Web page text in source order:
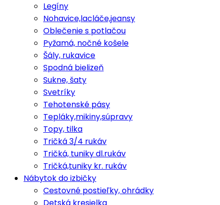
Legíny
Nohavice,lacláče,jeansy
Oblečenie s potlačou
Pyžamá, nočné košele
Šály, rukavice
Spodná bielizeň
Sukne, šaty
Svetríky
Tehotenské pásy
Tepláky,mikiny,súpravy
Topy, tilka
Tričká 3/4 rukáv
Tričká, tuniky dl.rukáv
Tričká,tuniky kr. rukáv
Nábytok do izbičky
Cestovné postieľky, ohrádky